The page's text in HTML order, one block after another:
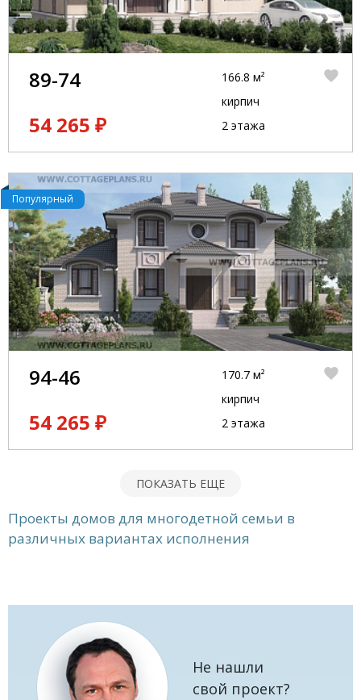
89-74
54 265 ₽
166.8 м²
кирпич
2 этажа
Популярный
94-46
54 265 ₽
170.7 м²
кирпич
2 этажа
ПОКАЗАТЬ ЕЩЕ
Проекты домов для многодетной семьи в
различных вариантах исполнения
Не нашли
свой проект?